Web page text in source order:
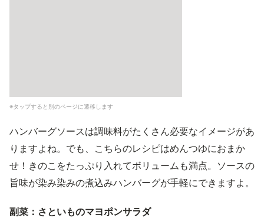
※タップすると別のページに遷移します
ハンバーグソースは調味料がたくさん必要なイメージがあ
りますよね。でも、こちらのレシピはめんつゆにおまか
せ！きのこをたっぷり入れてボリュームも満点。ソースの
旨味が染み染みの煮込みハンバーグが手軽にできますよ。
副菜：さといものマヨポンサラダ